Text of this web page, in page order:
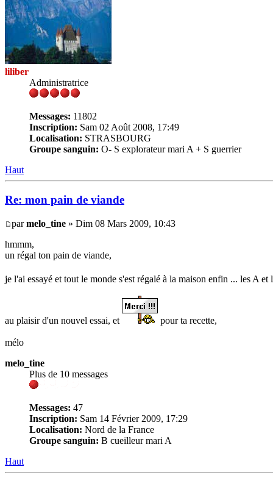
liliber
Administratrice
Messages: 11802
Inscription: Sam 02 Août 2008, 17:49
Localisation: STRASBOURG
Groupe sanguin: O- S explorateur mari A + S guerrier
Haut
Re: mon pain de viande
parmelo_tine » Dim 08 Mars 2009, 10:43
hmmm,
un régal ton pain de viande,
je l'ai essayé et tout le monde s'est régalé à la maison enfin ... les A et
au plaisir d'un nouvel essai, et pour ta recette,
mélo
melo_tine
Plus de 10 messages
Messages: 47
Inscription: Sam 14 Février 2009, 17:29
Localisation: Nord de la France
Groupe sanguin: B cueilleur mari A
Haut